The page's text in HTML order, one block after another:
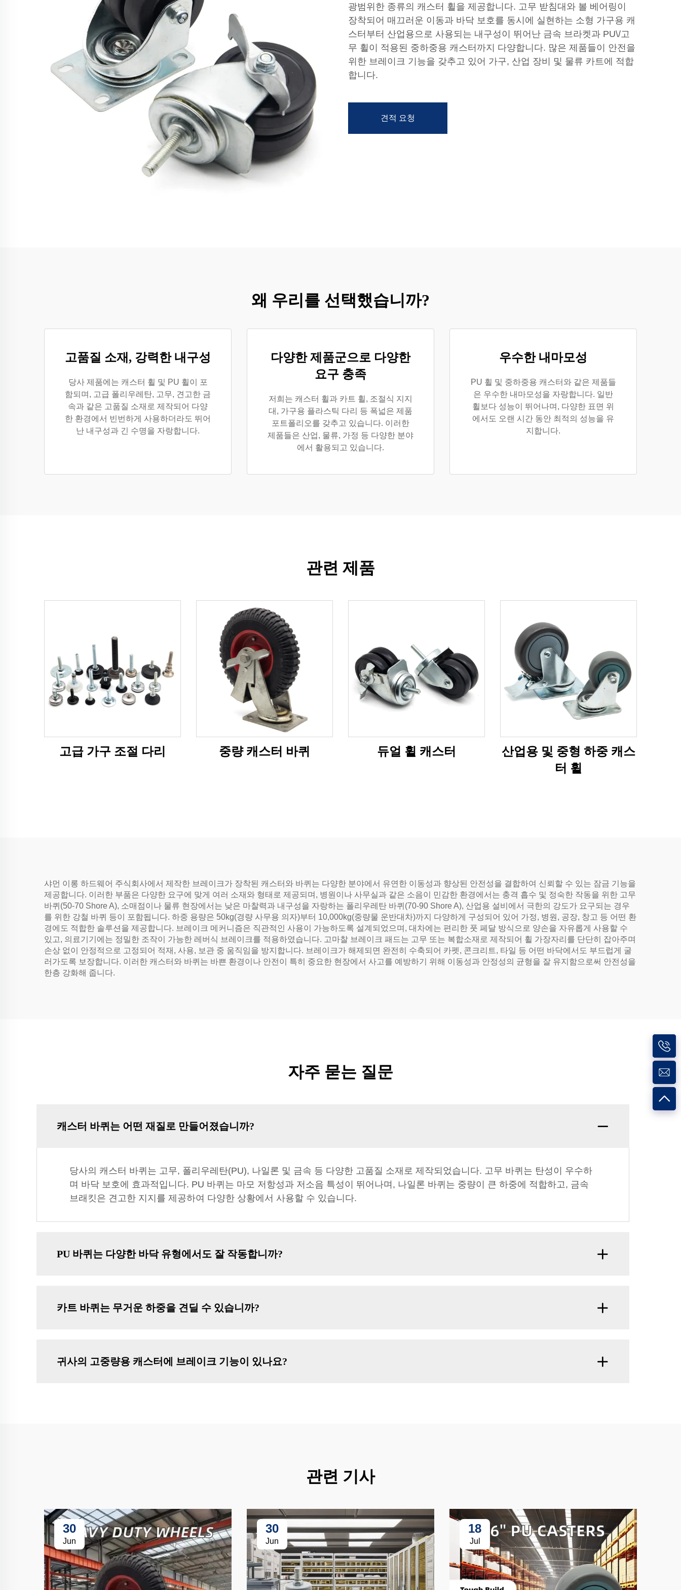
광범위한 종류의 캐스터 휠을 제공합니다. 고무 받침대와 볼 베어링이
장착되어 매끄러운 이동과 바닥 보호를 동시에 실현하는 소형 가구용 캐
스터부터 산업용으로 사용되는 내구성이 뛰어난 금속 브라켓과 PU\/고
무 휠이 적용된 중하중용 캐스터까지 다양합니다. 많은 제품들이 안전을
위한 브레이크 기능을 갖추고 있어 가구, 산업 장비 및 물류 카트에 적합
합니다.
견적 요청
왜 우리를 선택했습니까?
고품질 소재, 강력한 내구성
당사 제품에는 캐스터 휠 및 PU 휠이 포
함되며, 고급 폴리우레탄, 고무, 견고한 금
속과 같은 고품질 소재로 제작되어 다양
한 환경에서 빈번하게 사용하더라도 뛰어
난 내구성과 긴 수명을 자랑합니다.
다양한 제품군으로 다양한
요구 충족
저희는 캐스터 휠과 카트 휠, 조절식 지지
대, 가구용 플라스틱 다리 등 폭넓은 제품
포트폴리오를 갖추고 있습니다. 이러한
제품들은 산업, 물류, 가정 등 다양한 분야
에서 활용되고 있습니다.
우수한 내마모성
PU 휠 및 중하중용 캐스터와 같은 제품들
은 우수한 내마모성을 자랑합니다. 일반
휠보다 성능이 뛰어나며, 다양한 표면 위
에서도 오랜 시간 동안 최적의 성능을 유
지합니다.
관련 제품
고급 가구 조절 다리 중량 캐스터 바퀴 듀얼 휠 캐스터
산업용 및 중형 하중 캐스
터 휠
샤먼 이롱 하드웨어 주식회사에서 제작한 브레이크가 장착된 캐스터와 바퀴는 다양한 분야에서 유연한 이동성과 향상된 안전성을 결합하여 신뢰할 수 있는 잠금 기능을
제공합니다. 이러한 부품은 다양한 요구에 맞게 여러 소재와 형태로 제공되며, 병원이나 사무실과 같은 소음이 민감한 환경에서는 충격 흡수 및 정숙한 작동을 위한 고무
바퀴(50-70 Shore A), 소매점이나 물류 현장에서는 낮은 마찰력과 내구성을 자랑하는 폴리우레탄 바퀴(70-90 Shore A), 산업용 설비에서 극한의 강도가 요구되는 경우
를 위한 강철 바퀴 등이 포함됩니다. 하중 용량은 50kg(경량 사무용 의자)부터 10,000kg(중량물 운반대차)까지 다양하게 구성되어 있어 가정, 병원, 공장, 창고 등 어떤 환
경에도 적합한 솔루션을 제공합니다. 브레이크 메커니즘은 직관적인 사용이 가능하도록 설계되었으며, 대차에는 편리한 풋 페달 방식으로 양손을 자유롭게 사용할 수
있고, 의료기기에는 정밀한 조작이 가능한 레버식 브레이크를 적용하였습니다. 고마찰 브레이크 패드는 고무 또는 복합소재로 제작되어 휠 가장자리를 단단히 잡아주며
손상 없이 안정적으로 고정되어 적재, 사용, 보관 중 움직임을 방지합니다. 브레이크가 해제되면 완전히 수축되어 카펫, 콘크리트, 타일 등 어떤 바닥에서도 부드럽게 굴
러가도록 보장합니다. 이러한 캐스터와 바퀴는 바쁜 환경이나 안전이 특히 중요한 현장에서 사고를 예방하기 위해 이동성과 안정성의 균형을 잘 유지함으로써 안전성을
한층 강화해 줍니다.
자주 묻는 질문
캐스터 바퀴는 어떤 재질로 만들어졌습니까?
당사의 캐스터 바퀴는 고무, 폴리우레탄(PU), 나일론 및 금속 등 다양한 고품질 소재로 제작되었습니다. 고무 바퀴는 탄성이 우수하
며 바닥 보호에 효과적입니다. PU 바퀴는 마모 저항성과 저소음 특성이 뛰어나며, 나일론 바퀴는 중량이 큰 하중에 적합하고, 금속
브래킷은 견고한 지지를 제공하여 다양한 상황에서 사용할 수 있습니다.
PU 바퀴는 다양한 바닥 유형에서도 잘 작동합니까?
카트 바퀴는 무거운 하중을 견딜 수 있습니까?
귀사의 고중량용 캐스터에 브레이크 기능이 있나요?
관련 기사
30
Jun
30
Jun
18
Jul